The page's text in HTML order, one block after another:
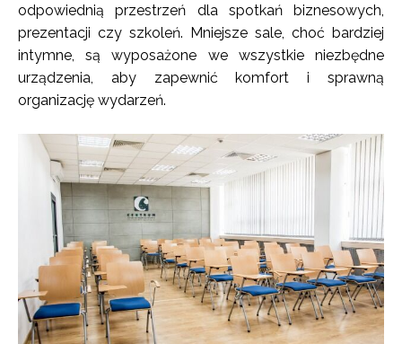
odpowiednią przestrzeń dla spotkań biznesowych,
prezentacji czy szkoleń. Mniejsze sale, choć bardziej
intymne, są wyposażone we wszystkie niezbędne
urządzenia, aby zapewnić komfort i sprawną
organizację wydarzeń.